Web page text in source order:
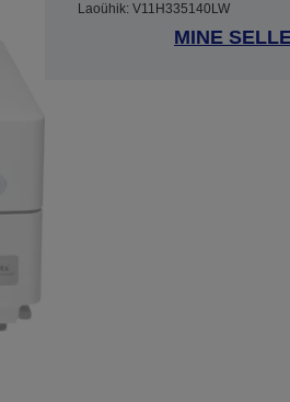
Laoühik: V11H335140LW
MINE